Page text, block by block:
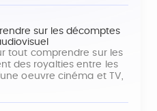
sur les décomptes
tout comprendre sur les
des royalties entre les
oeuvre cinéma et TV,